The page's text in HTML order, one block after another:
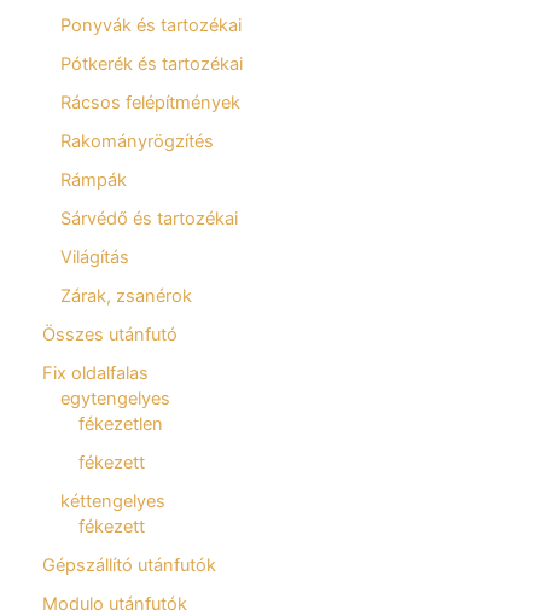
Ponyvák és tartozékai
Pótkerék és tartozékai
Rácsos felépítmények
Rakományrögzítés
Rámpák
Sárvédő és tartozékai
Világítás
Zárak, zsanérok
Összes utánfutó
Fix oldalfalas
egytengelyes
fékezetlen
fékezett
kéttengelyes
fékezett
Gépszállító utánfutók
Modulo utánfutók